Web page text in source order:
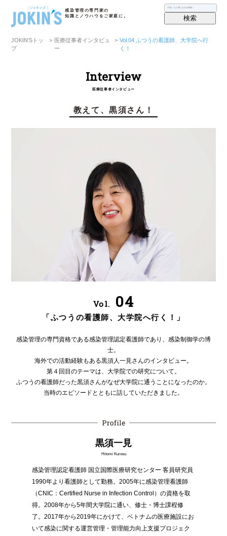
感染管理の専門家の
知識とノウハウをご家庭に。
検索
JOKIN′Sトッ
プ
> 医療従事者インタビュ
ー
> Vol.04 ふつうの看護師、大学院へ行
く！
Interview
医療従事者インタビュー
教えて、黒須さん！
Vol. 04
「ふつうの看護師、大学院へ行く！」
感染管理の専門資格である感染管理認定看護師であり、感染制御学の博
士。
海外での活動経験もある黒須人一見さんのインタビュー。
第４回目のテーマは、大学院での研究について。
ふつうの看護師だった黒須さんがなぜ大学院に通うことになったのか。
当時のエピソードとともに話していただきました。
黒須一見
Hitomi Kurosu
感染管理認定看護師 国立国際医療研究センター 客員研究員
1990年より看護師として勤務。2005年に感染管理看護師
（CNIC：Certified Nurse in Infection Control）の資格を取
得。2008年から5年間大学院に通い、修士・博士課程修
了。2017年から2019年にかけて、ベトナムの医療施設にお
いて感染に関する運営管理・管理能力向上支援プロジェク